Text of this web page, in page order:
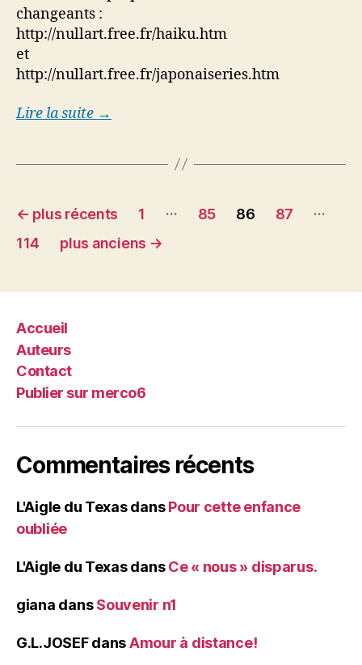
changeants :
http://nullart.free.fr/haiku.htm
et
http://nullart.free.fr/japonaiseries.htm
Lire la suite →
Pagination
des
← plus récents 1 … 85 86 87
…
114
plus anciens →
Accueil
Auteurs
Contact
Publier sur merco6
Commentaires récents
L'Aigle du TexasdansPour cette enfance
oubliée
L'Aigle du TexasdansCe « nous » disparus.
giana dansSouvenir n1
G.L.JOSEFdansAmour à distance!